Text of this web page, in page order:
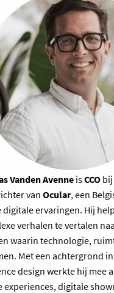
Vanden Avenne isCCO bij
van Ocular, een
digitale ervaringen. Hij
verhalen te vertalen
waarin technologie,
Met een achtergrond
design werkte hij mee
experiences, digitale